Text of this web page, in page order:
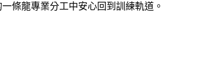
條龍專業分工中安心回到訓練軌道。